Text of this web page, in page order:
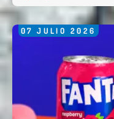
07 JULIO 2026